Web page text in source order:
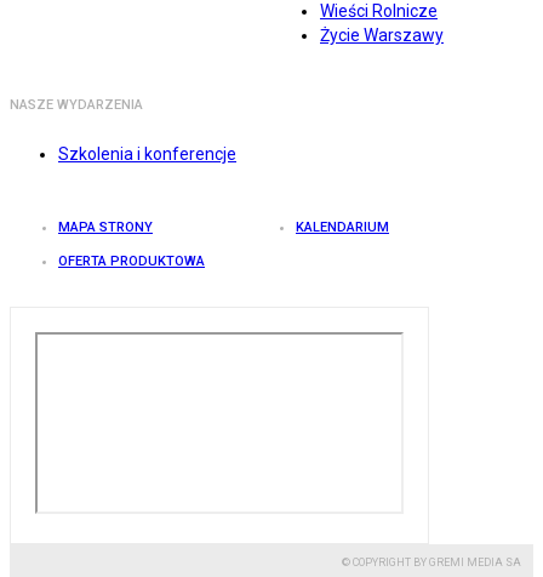
Wieści Rolnicze
Życie Warszawy
NASZE WYDARZENIA
Szkolenia i konferencje
MAPA STRONY KALENDARIUM
OFERTA PRODUKTOWA
© COPYRIGHT BY GREMI MEDIA SA